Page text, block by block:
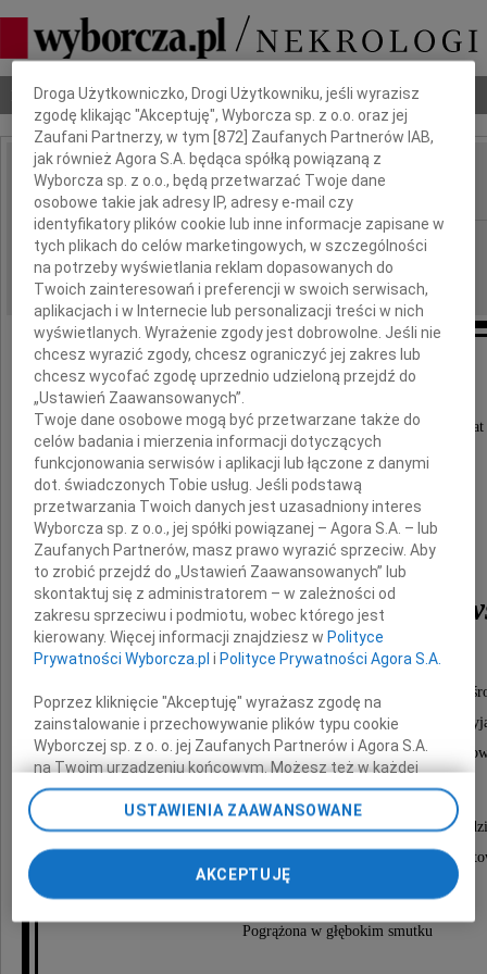
Nekrologi Odeszli Poradnik pogrzebowy
IMIĘ I NAZWISKO: Kazimierz Trzaskowski
REGION: Katowice
DATA EMISJI: 28.11.2023
Z głębokim żalem zawiadamiamy,
że 24 listopada 2023 roku zmarł w wieku 93 lat
mgr Kazimierz
dyrektor ds. pracowniczych Huty Katowice. Wieloletni szef
i motywacji pracy Zakładów Koksowniczych
oraz główny księgowy firmy Elektryk Serwis
Msza żałobna odbędzie się 28 listopada 2023 roku o
w kaplicy na cmentarzu przy ul. Francuskiej 26 w
Pogrążona w głębokim smutku
Dbamy o Twoją prywatność
Droga Użytkowniczko, Drogi Użytkowniku, jeśli wyrazisz
zgodę klikając "Akceptuję", Wyborcza sp. z o.o. oraz jej
Zaufani Partnerzy, w tym [872] Zaufanych Partnerów IAB,
jak również Agora S.A. będąca spółką powiązaną z
Wyborcza sp. z o.o., będą przetwarzać Twoje dane
osobowe takie jak adresy IP, adresy e-mail czy
identyfikatory plików cookie lub inne informacje zapisane w
tych plikach do celów marketingowych, w szczególności
na potrzeby wyświetlania reklam dopasowanych do
Twoich zainteresowań i preferencji w swoich serwisach,
aplikacjach i w Internecie lub personalizacji treści w nich
wyświetlanych. Wyrażenie zgody jest dobrowolne. Jeśli nie
chcesz wyrazić zgody, chcesz ograniczyć jej zakres lub
chcesz wycofać zgodę uprzednio udzieloną przejdź do
„Ustawień Zaawansowanych”.
Twoje dane osobowe mogą być przetwarzane także do
celów badania i mierzenia informacji dotyczących
funkcjonowania serwisów i aplikacji lub łączone z danymi
dot. świadczonych Tobie usług. Jeśli podstawą
przetwarzania Twoich danych jest uzasadniony interes
Wyborcza sp. z o.o., jej spółki powiązanej – Agora S.A. – lub
Zaufanych Partnerów, masz prawo wyrazić sprzeciw. Aby
to zrobić przejdź do „Ustawień Zaawansowanych” lub
skontaktuj się z administratorem – w zależności od
zakresu sprzeciwu i podmiotu, wobec którego jest
kierowany. Więcej informacji znajdziesz wPolityce
Prywatności Wyborcza.pl iPolityce Prywatności Agora S.A.
Poprzez kliknięcie "Akceptuję" wyrażasz zgodę na
zainstalowanie i przechowywanie plików typu cookie
Wyborczej sp. z o. o. jej Zaufanych Partnerów i Agora S.A.
na Twoim urządzeniu końcowym. Możesz też w każdej
chwili zmienić swoje preferencje dot. plików cookie,
ponownie wywołując narzędzie do zarządzania Twoimi
preferencjami dot. przetwarzania danych poprzez
odnośnik „Ustawienia prywatności” w stopce serwisu i
przechodząc do sekcji „Ustawienia zaawansowane”.
Zmiana ustawień plików cookie możliwa jest także za
pomocą ustawień przeglądarki.
USTAWIENIA ZAAWANSOWANE
AKCEPTUJĘ